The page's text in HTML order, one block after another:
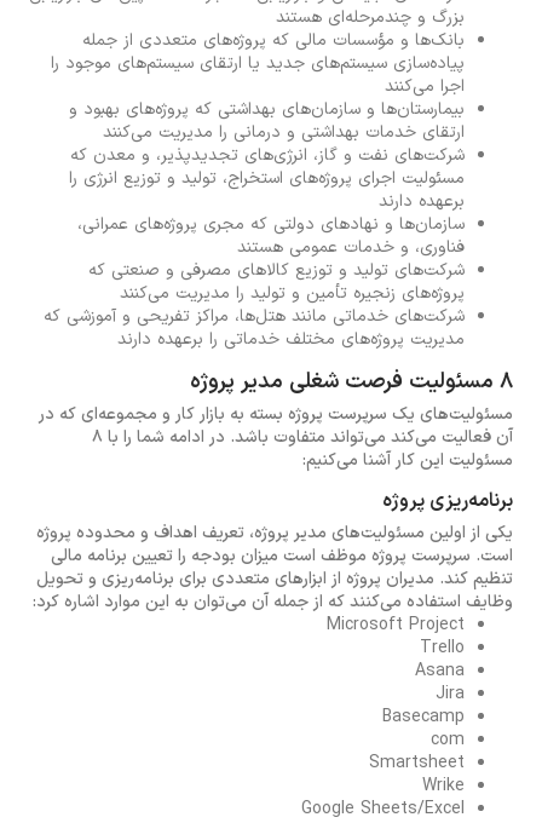
بزرگ و چندمرحله‌ای هستند
بانک‌ها و مؤسسات مالی که پروژه‌های متعددی از جمله
پیاده‌سازی سیستم‌های جدید یا ارتقای سیستم‌های موجود را
اجرا می‌کنند
بیمارستان‌ها و سازمان‌های بهداشتی که پروژه‌های بهبود و
ارتقای خدمات بهداشتی و درمانی را مدیریت می‌کنند
شرکت‌های نفت و گاز، انرژی‌های تجدیدپذیر، و معدن که
مسئولیت اجرای پروژه‌های استخراج، تولید و توزیع انرژی را
برعهده دارند
سازمان‌ها و نهادهای دولتی که مجری پروژه‌های عمرانی،
فناوری، و خدمات عمومی هستند
شرکت‌های تولید و توزیع کالاهای مصرفی و صنعتی که
پروژه‌های زنجیره تأمین و تولید را مدیریت می‌کنند
شرکت‌های خدماتی مانند هتل‌ها، مراکز تفریحی و آموزشی که
مدیریت پروژه‌های مختلف خدماتی را برعهده دارند
8 مسئولیت فرصت شغلی مدیر پروژه
مسئولیت‌های یک سرپرست پروژه بسته به بازار کار و مجموعه‌ای که در
آن فعالیت می‌کند می‌تواند متفاوت باشد. در ادامه شما را با 8
مسئولیت این کار آشنا می‌کنیم:
برنامه‌ریزی پروژه
یکی از اولین مسئولیت‌های مدیر پروژه، تعریف اهداف و محدوده پروژه
است. سرپرست پروژه موظف است میزان بودجه را تعیین برنامه مالی
تنظیم کند. مدیران پروژه از ابزارهای متعددی برای برنامه‌ریزی و تحویل
وظایف استفاده می‌کنند که از جمله آن می‌توان به این موارد اشاره کرد:
Microsoft Project
Trello
Asana
Jira
Basecamp
com
Smartsheet
Wrike
Google Sheets/Excel